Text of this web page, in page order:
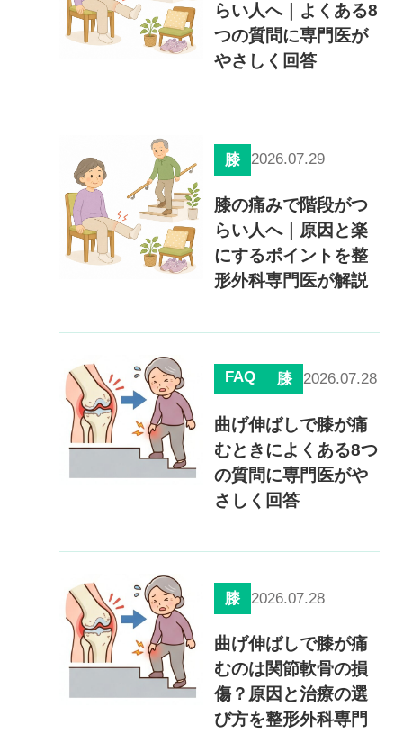
らい人へ｜よくある8
つの質問に専門医が
やさしく回答
膝 2026.07.29
膝の痛みで階段がつ
らい人へ｜原因と楽
にするポイントを整
形外科専門医が解説
FAQ 膝 2026.07.28
曲げ伸ばしで膝が痛
むときによくある8つ
の質問に専門医がや
さしく回答
膝 2026.07.28
曲げ伸ばしで膝が痛
むのは関節軟骨の損
傷？原因と治療の選
び方を整形外科専門